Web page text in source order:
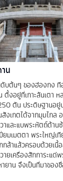
น
บต้นๆ ของฮ่องกง
ตั้งอยู่ที่เกาะลันเตา
ตัน ประดิษฐานอ
งเกตได้จากมุมไกล
และแบพระหัตถ์ด้าน
ยมเมตตา พระใหญ่เ
กล้าแล้วครอบด้วยเ
ยเครื่องสักการะแด่
ยาน จึงเป็นที่มาของ